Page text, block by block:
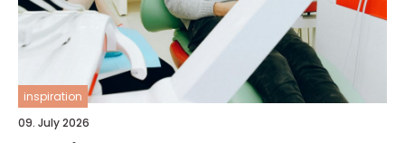
inspiration
09. July 2026